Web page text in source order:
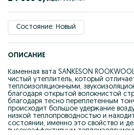
Состояние: Новый
ОПИСАНИЕ
Каменная вата SANKESON
чистый утеплитель, который
теплоизоляционными,
благодаря открытой волокнистой
благодаря тесно переплетенным
происходит большое удержание
низкой теплопроводностью и
состоянии, именно это свойство и
высокоэффективным